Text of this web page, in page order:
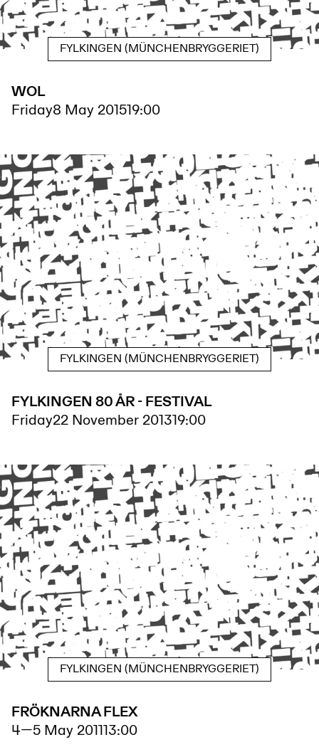
FYLKINGEN (MÜNCHENBRYGGERIET)
WOL
Friday8 May 201519:00
FYLKINGEN (MÜNCHENBRYGGERIET)
FYLKINGEN 80 ÅR - FESTIVAL
Friday22 November 201319:00
FYLKINGEN (MÜNCHENBRYGGERIET)
FRÖKNARNA FLEX
4—5 May 201113:00